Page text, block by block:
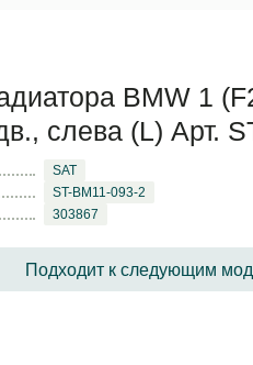
BMW 1
слева (L) Арт.
SAT
ST-BM11-093-2
303867
Подходит к следующим